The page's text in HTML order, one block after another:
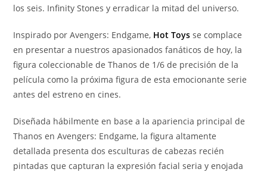
los seis. Infinity Stones y erradicar la mitad del universo.
Inspirado por Avengers: Endgame, Hot Toys se complace
en presentar a nuestros apasionados fanáticos de hoy, la
figura coleccionable de Thanos de 1/6 de precisión de la
película como la próxima figura de esta emocionante serie
antes del estreno en cines.
Diseñada hábilmente en base a la apariencia principal de
Thanos en Avengers: Endgame, la figura altamente
detallada presenta dos esculturas de cabezas recién
pintadas que capturan la expresión facial seria y enojada